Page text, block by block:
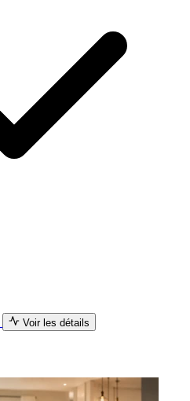
Voir les détails